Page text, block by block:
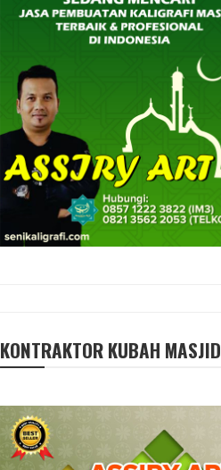
KONTRAKTOR KUBAH MASJID